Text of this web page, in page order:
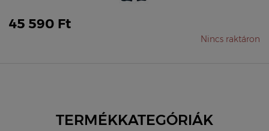
45 590 Ft
Nincs raktáron
TERMÉKKATEGÓRIÁK